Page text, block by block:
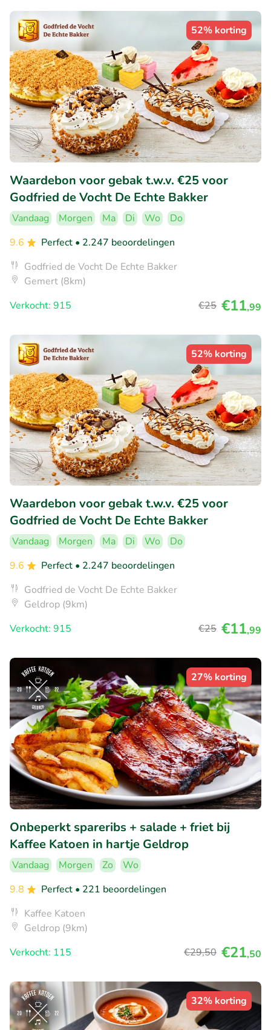
52% korting
Waardebon voor gebak t.w.v. €25 voor
Godfried de Vocht De Echte Bakker
Vandaag Morgen Ma Di Wo
Do
9.6
Perfect • 2.247 beoordelingen
Godfried de Vocht De Echte Bakker
Gemert (8km)
Verkocht: 915
€25 €11,99
52% korting
Waardebon voor gebak t.w.v. €25 voor
Godfried de Vocht De Echte Bakker
Vandaag Morgen Ma Di Wo
Do
9.6
Perfect • 2.247 beoordelingen
Godfried de Vocht De Echte Bakker
Geldrop (9km)
Verkocht: 915
€25 €11,99
27% korting
Onbeperkt spareribs + salade + friet bij
Kaffee Katoen in hartje Geldrop
Vandaag Morgen Zo
Wo
9.8
Perfect • 221 beoordelingen
Kaffee Katoen
Geldrop (9km)
Verkocht: 115
€29,50 €21,50
32% korting